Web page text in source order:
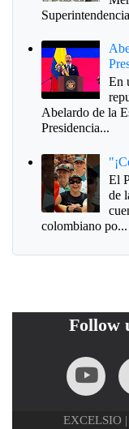
En
Abelardo de la
Presidencia...
El
de
colombiano po...
Follow
EXCELSIO